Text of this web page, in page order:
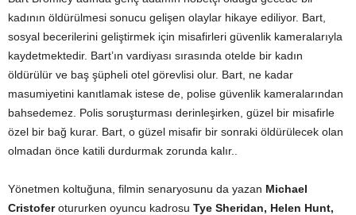
kadının öldürülmesi sonucu gelişen olaylar hikaye ediliyor. Bart,
sosyal becerilerini geliştirmek için misafirleri güvenlik kameralarıyla
kaydetmektedir. Bart’ın vardiyası sırasında otelde bir kadın
öldürülür ve baş şüpheli otel görevlisi olur. Bart, ne kadar
masumiyetini kanıtlamak istese de, polise güvenlik kameralarından
bahsedemez. Polis soruşturması derinleşirken, güzel bir misafirle
özel bir bağ kurar. Bart, o güzel misafir bir sonraki öldürülecek olan
olmadan önce katili durdurmak zorunda kalır..
Yönetmen koltuğuna, filmin senaryosunu da yazan Michael
Cristoferotururken oyuncu kadrosu Tye Sheridan, Helen Hunt,